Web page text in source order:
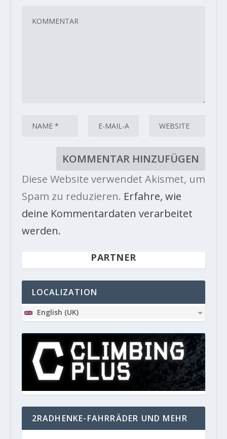
Diese Website verwendet Akismet, um
Spam zu reduzieren. Erfahre, wie
deine Kommentardaten verarbeitet
werden.
PARTNER
LOCALIZATION
English (UK)
2RADHENKE-FAHRRÄDER UND MEHR